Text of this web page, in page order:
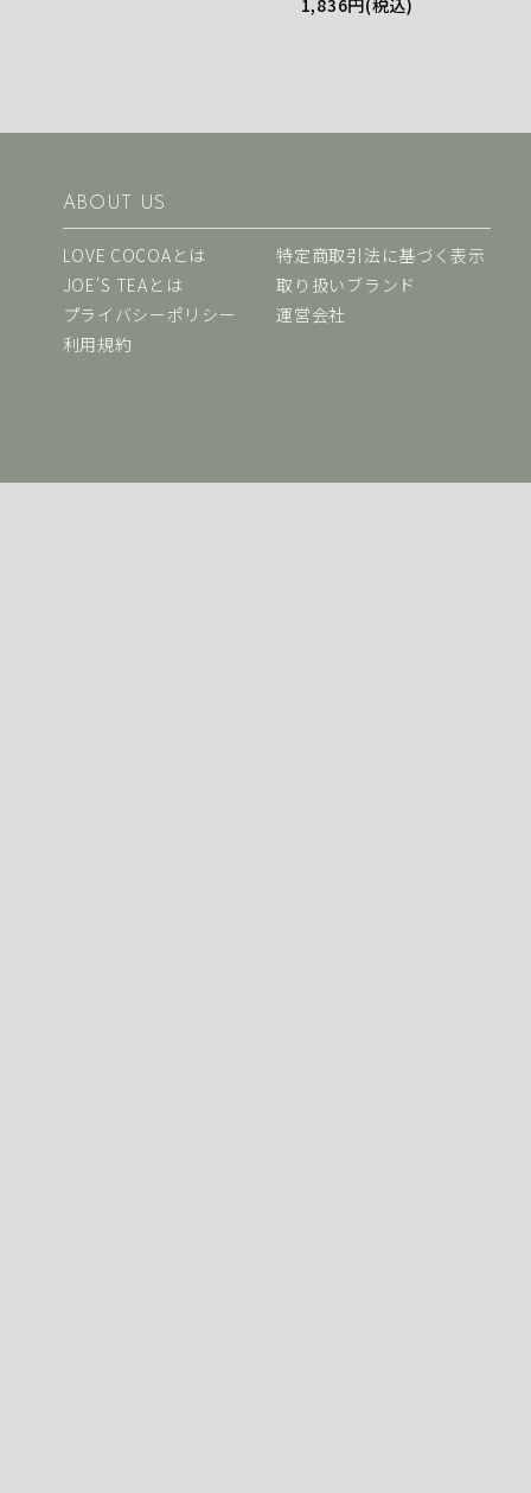
ABOUT US
LOVE COCOAとは
特定商取引法に基づく表示
JOE'S TEAとは
取り扱いブランド
プライバシーポリシー
運営会社
利用規約